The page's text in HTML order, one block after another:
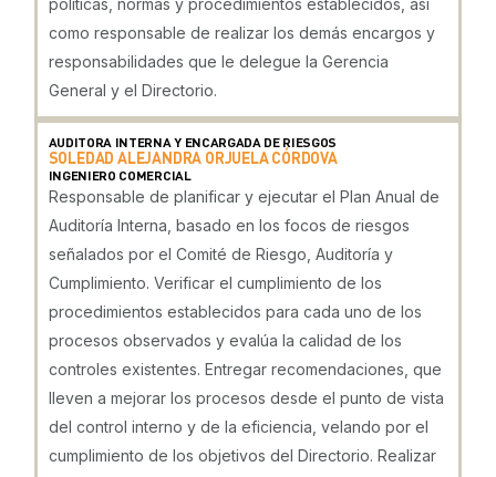
como responsable de realizar los demás encargos y
responsabilidades que le delegue la Gerencia
General y el Directorio.
AUDITORA INTERNA Y ENCARGADA DE RIESGOS
SOLEDAD ALEJANDRA ORJUELA CÓRDOVA
INGENIERO COMERCIAL
Responsable de planificar y ejecutar el Plan Anual de
Auditoría Interna, basado en los focos de riesgos
señalados por el Comité de Riesgo, Auditoría y
Cumplimiento. Verificar el cumplimiento de los
procedimientos establecidos para cada uno de los
procesos observados y evalúa la calidad de los
controles existentes. Entregar recomendaciones, que
lleven a mejorar los procesos desde el punto de vista
del control interno y de la eficiencia, velando por el
cumplimiento de los objetivos del Directorio. Realizar